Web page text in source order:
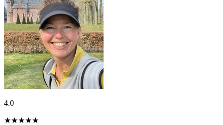
4.0
★★★★★